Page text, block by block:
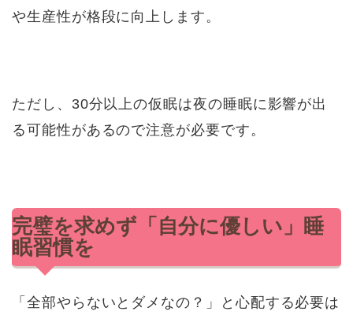
や生産性が格段に向上します。
ただし、30分以上の仮眠は夜の睡眠に影響が出
る可能性があるので注意が必要です。
完璧を求めず「自分に優しい」睡
眠習慣を
「全部やらないとダメなの？」と心配する必要は